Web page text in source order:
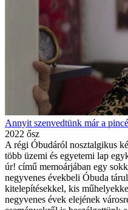
Annyit szenvedtünk már a
2022 ősz
A régi Óbudáról nosztalgikus
több üzemi és egyetemi lap
úr! című memoárjában egy
negyvenes évekbeli Óbuda
kitelepítésekkel, kis
negyvenes évek elejének